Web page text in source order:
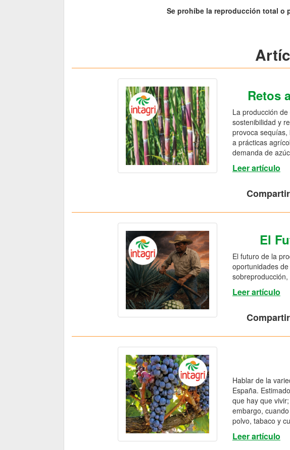
Se prohíbe la reproducción total o
Retos
La producción
sostenibilidad y
provoca sequías,
a prácticas
demanda de
Leer artículo
El
El futuro de la
oportunidades
Leer artículo
Hablar de la
España.
que hay que
embargo,
polvo, tabaco y
Leer artículo